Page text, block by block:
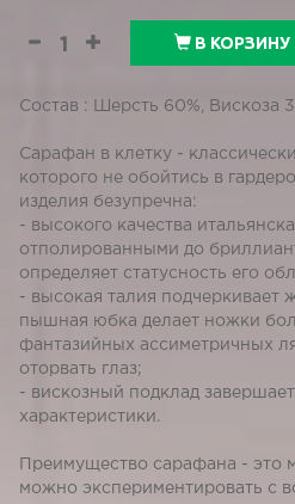
В КОРЗИНУ
Состав : Шерсть 60%, Вискоза
Сарафан в клетку -
которого не обойтись в
изделия безупречна:
- высокого качества
отполированными до
определяет статусность его
- высокая талия подчеркивает
пышная юбка делает ножки
фантазийных ассиметричных
оторвать глаз;
- вискозный подклад
характеристики.
Преимущество сарафана - это
можно экспериментировать с